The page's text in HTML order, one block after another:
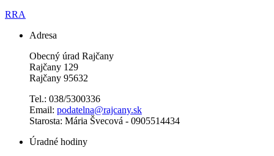
RRA
Adresa
Obecný úrad Rajčany
Rajčany 129
Rajčany 95632
Tel.: 038/5300336
Email: podatelna@rajcany.sk
Starosta: Mária Švecová - 0905514434
Úradné hodiny